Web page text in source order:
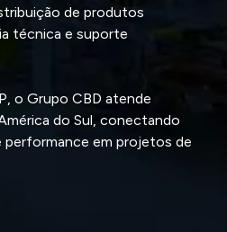
de produtos
técnica e suporte
o Grupo CBD atende
do Sul, conectando
performance em projetos de